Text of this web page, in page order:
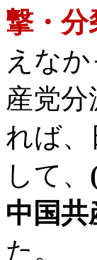
撃・分
えな
産党
れば
して、
中国
た。